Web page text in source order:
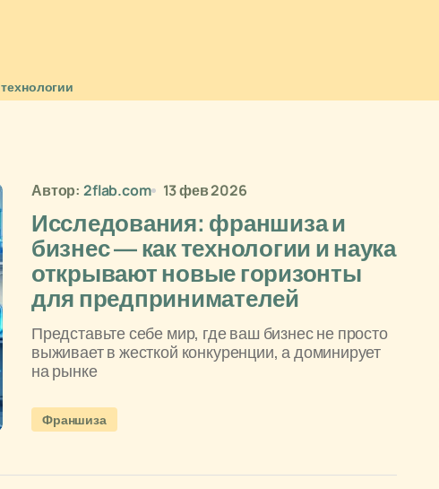
технологии
Автор: 2flab.com 13 фев 2026
Исследования: франшиза и
бизнес — как технологии и наука
открывают новые горизонты
для предпринимателей
Представьте себе мир, где ваш бизнес не просто
выживает в жесткой конкуренции, а доминирует
на рынке
Франшиза